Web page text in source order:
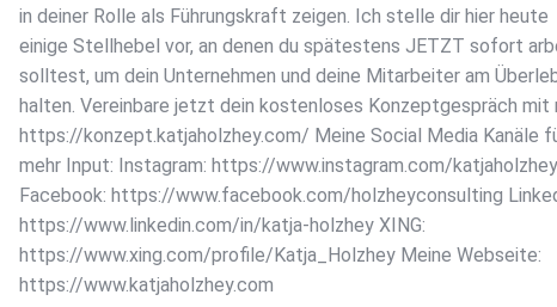
in deiner Rolle als Führungskraft zeigen. Ich stelle dir hier heute
einige Stellhebel vor, an denen du spätestens JETZT sofort
solltest, um dein Unternehmen und deine Mitarbeiter am
halten. Vereinbare jetzt dein kostenloses Konzeptgespräch mit
https://konzept.katjaholzhey.com/ Meine Social Media Kanäle
mehr Input: Instagram: https://www.instagram.com/katjaholzhey
Facebook: https://www.facebook.com/holzheyconsulting
https://www.linkedin.com/in/katja-holzhey XING:
https://www.xing.com/profile/Katja_Holzhey Meine Webseite:
https://www.katjaholzhey.com